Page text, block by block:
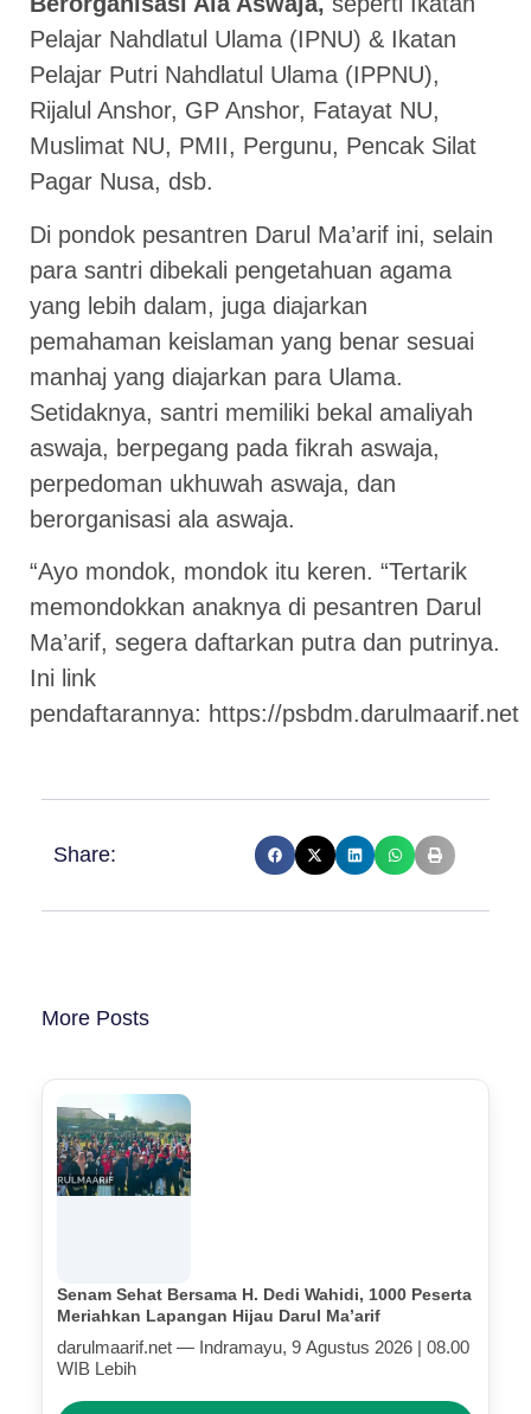
Pelajar Nahdlatul Ulama (IPNU) & Ikatan
Pelajar Putri Nahdlatul Ulama (IPPNU),
Rijalul Anshor, GP Anshor, Fatayat NU,
Muslimat NU, PMII, Pergunu, Pencak Silat
Pagar Nusa, dsb.
Di pondok pesantren Darul Ma’arif ini, selain
para santri dibekali pengetahuan agama
yang lebih dalam, juga diajarkan
pemahaman keislaman yang benar sesuai
manhaj yang diajarkan para Ulama.
Setidaknya, santri memiliki bekal amaliyah
aswaja, berpegang pada fikrah aswaja,
perpedoman ukhuwah aswaja, dan
berorganisasi ala aswaja.
“Ayo mondok, mondok itu keren. “Tertarik
memondokkan anaknya di pesantren Darul
Ma’arif, segera daftarkan putra dan putrinya.
Ini link
pendaftarannya: https://psbdm.darulmaarif.net
Share:
More Posts
Senam Sehat Bersama H. Dedi Wahidi, 1000 Peserta
Meriahkan Lapangan Hijau Darul Ma’arif
darulmaarif.net — Indramayu, 9 Agustus 2026 | 08.00
WIB Lebih